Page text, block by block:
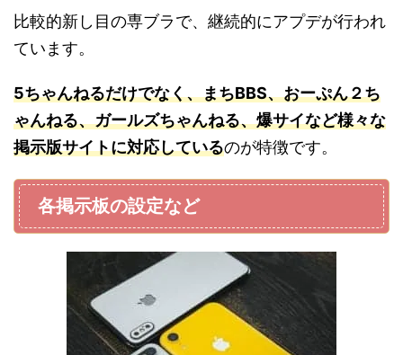
比較的新し目の専ブラで、継続的にアプデが行われ
ています。
5ちゃんねるだけでなく、まちBBS、おーぷん２ち
ゃんねる、ガールズちゃんねる、爆サイなど様々な
掲示版サイトに対応しているのが特徴です。
各掲示板の設定など